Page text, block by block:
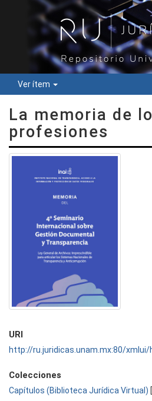
Ver ítem
La memoria de
profesiones
URI
http://ru.juridicas.unam.mx:80/
Colecciones
Capítulos (Biblioteca Jurídica Virtual)